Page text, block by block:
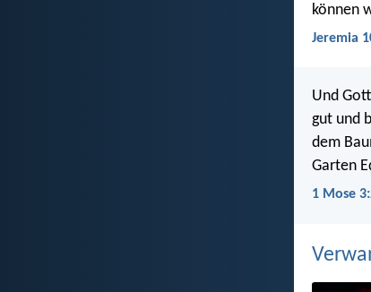
können
Jeremia
Und
gut und
dem
Garten
1 Mose